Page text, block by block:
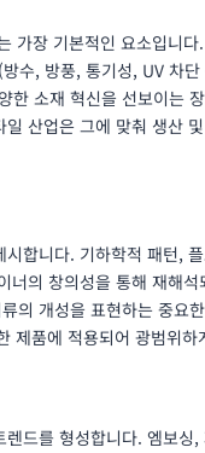
가장 기본적인 요소입니
수, 방풍, 통기성, UV 차
소재 혁신을 선보이는
산업은 그에 맞춰 생산
합니다. 기하학적 패턴,
의 창의성을 통해 재해
의 개성을 표현하는 중요
제품에 적용되어 광범위하
드를 형성합니다. 엠보싱